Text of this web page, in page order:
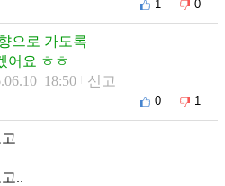
1 0
으로 가도록
어요 ㅎㅎ
18:50 신고
0 1
..